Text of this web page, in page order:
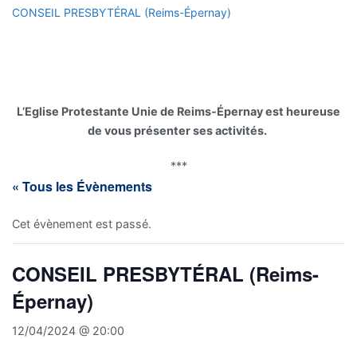
CONSEIL PRESBYTÉRAL (Reims-Épernay)
L’Eglise Protestante Unie de Reims-Épernay est heureuse
de vous présenter ses activités.
***
« Tous les Évènements
Cet évènement est passé.
CONSEIL PRESBYTÉRAL (Reims-
Épernay)
12/04/2024 @ 20:00